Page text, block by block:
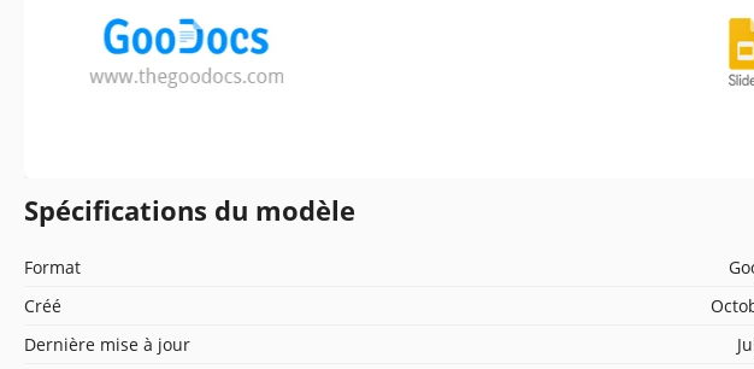
Spécifications du modèle
Format
Créé
Dernière mise à jour